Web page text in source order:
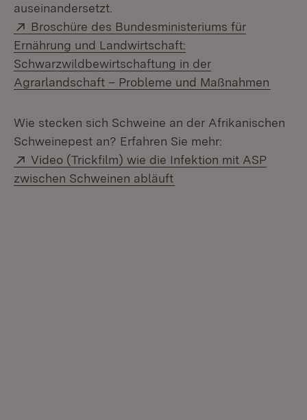
auseinandersetzt.
Extern:
Broschüre des Bundesministeriums für
Ernährung und Landwirtschaft:
Schwarzwildbewirtschaftung in der
Agrarlandschaft – Probleme und Maßnahmen
Wie stecken sich Schweine an der Afrikanischen
Schweinepest an? Erfahren Sie mehr:
Extern:
Video (Trickfilm) wie die Infektion mit ASP
zwischen Schweinen abläuft